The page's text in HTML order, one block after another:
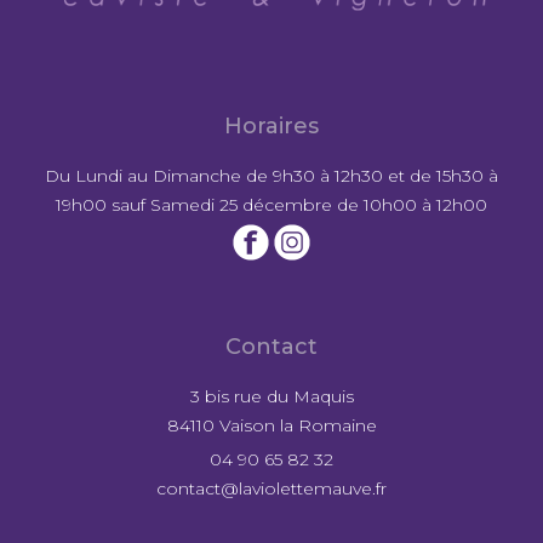
Horaires
Du Lundi au Dimanche de 9h30 à 12h30 et de 15h30 à
19h00 sauf Samedi 25 décembre de 10h00 à 12h00
Contact
3 bis rue du Maquis
84110 Vaison la Romaine
04 90 65 82 32
contact@laviolettemauve.fr